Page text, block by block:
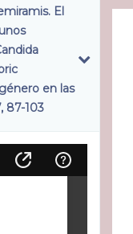
El
en las
87-103